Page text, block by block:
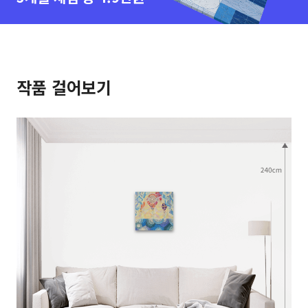
작품 걸어보기